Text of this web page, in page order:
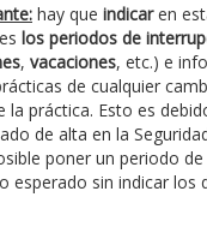
hay que indicaren
los periodos de
, vacaciones, etc.) e
de cualquier
la práctica. Esto es
de alta en la
poner un periodo
esperado sin indicar los